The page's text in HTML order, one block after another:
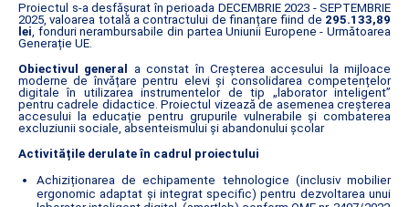
Proiectul s-a desfășurat în perioada DECEMBRIE 2023 - SEPTEMBRIE
2025, valoarea totală a contractului de finanțare fiind de 295.133,89
lei, fonduri nerambursabile din partea Uniunii Europene - Următoarea
Generație UE.
Obiectivul general
a constat în Creșterea accesului la mijloace
moderne de învățare pentru elevi și consolidarea competențelor
digitale în utilizarea instrumentelor de tip „laborator inteligent”
pentru cadrele didactice. Proiectul vizează de asemenea creșterea
accesului la educație pentru grupurile vulnerabile și combaterea
excluziunii sociale, absenteismului și abandonului școlar
Activitățile derulate în cadrul proiectului
Achiziționarea de echipamente tehnologice (inclusiv mobilier
ergonomic adaptat și integrat specific) pentru dezvoltarea unui